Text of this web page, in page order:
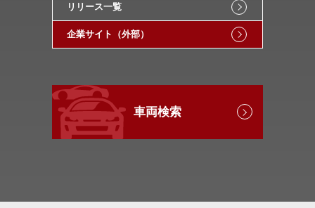
リリース一覧
企業サイト（外部）
車両検索